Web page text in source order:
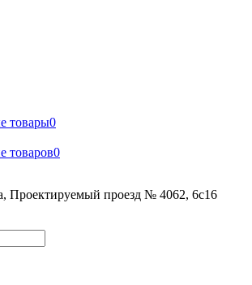
товары0
товаров0
Проектируемый проезд № 4062, 6с16